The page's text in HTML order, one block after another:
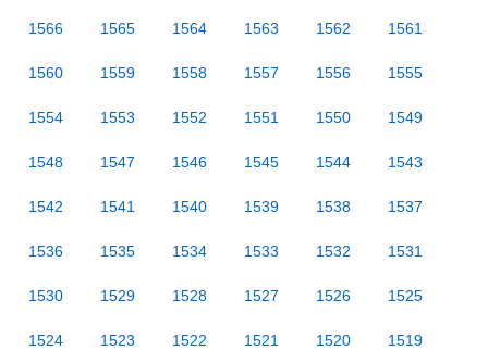
1566 1565 1564 1563 1562 1561
1560 1559 1558 1557 1556 1555
1554 1553 1552 1551 1550 1549
1548 1547 1546 1545 1544 1543
1542 1541 1540 1539 1538 1537
1536 1535 1534 1533 1532 1531
1530 1529 1528 1527 1526 1525
1524 1523 1522 1521 1520 1519